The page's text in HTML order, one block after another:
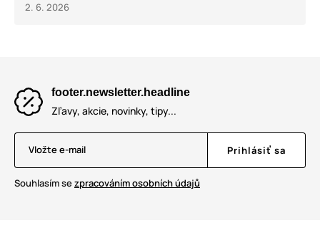
2. 6. 2026
footer.newsletter.headline
Zľavy, akcie, novinky, tipy...
Vložte e-mail Prihlásiť sa
Souhlasím sezpracováním osobních údajů